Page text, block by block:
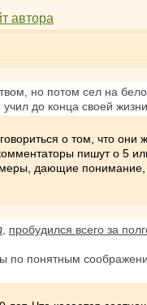
но потом сел на
до конца своей
о том, что они
пишут о 5
дающие
пробудился всего за
понятным